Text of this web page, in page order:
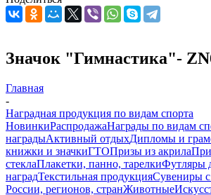
Значок "Гимнастика"-
Главная
-
Наградная продукция по видам спорта
НовинкиРаспродажаНаграды по видам
наградыАктивный отдыхДипломы и
книжки и значкиГТОПризы из акрила
стеклаПлакетки, панно, тарелкиФутляры
наградТекстильная продукцияСувениры
России, регионов, странЖивотные